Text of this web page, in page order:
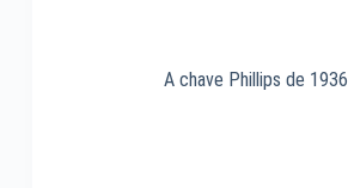
A chave Phillips de 1936